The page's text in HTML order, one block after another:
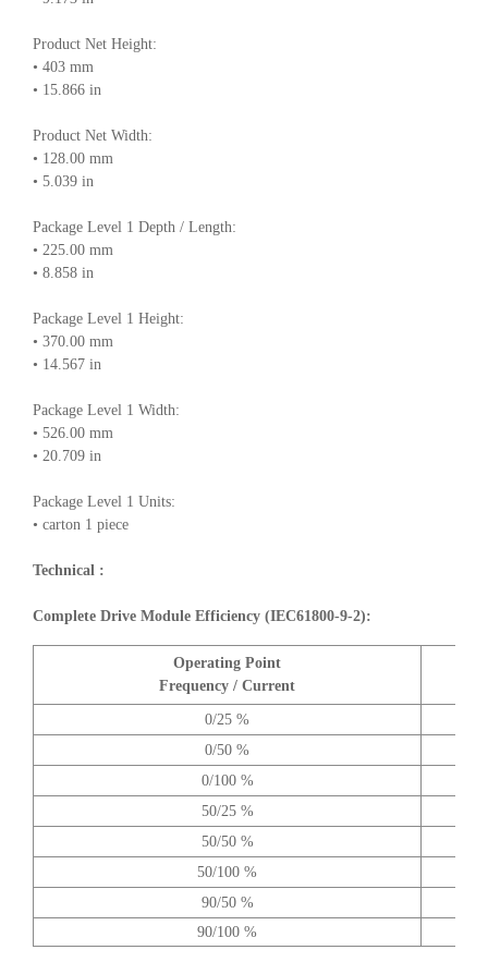
Product Net Height:
• 403 mm
• 15.866 in
Product Net Width:
• 128.00 mm
• 5.039 in
Package Level 1 Depth / Length:
• 225.00 mm
• 8.858 in
Package Level 1 Height:
• 370.00 mm
• 14.567 in
Package Level 1 Width:
• 526.00 mm
• 20.709 in
Package Level 1 Units:
• carton 1 piece
Technical :
Complete Drive Module Efficiency (IEC61800-9-2):
Operating Point
Frequency / Current
0/25 %
0/50 %
0/100 %
50/25 %
50/50 %
50/100 %
90/50 %
90/100 %